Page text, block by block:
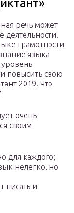
речь может
деятельности.
грамотности
языка
повысить свою
2019. Что
очень
своим
для каждого;
нелегко, но
писать и